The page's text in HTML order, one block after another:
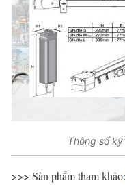
Thông số
>>> Sản phẩm tham khảo: